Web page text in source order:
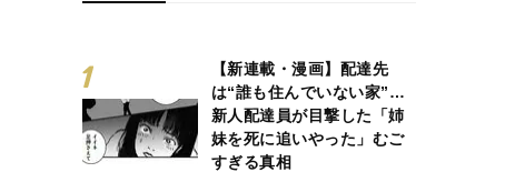
【新連載・漫画】配達先
は“誰も住んでいない家”…
新人配達員が目撃した「姉
妹を死に追いやった」むご
すぎる真相